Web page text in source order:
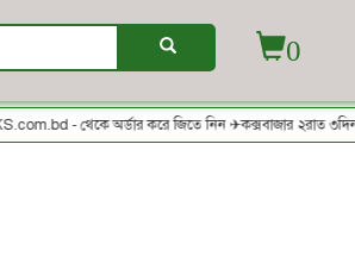
0
- থেকে অর্ডার করে জিতে নিন ✈কক্সবাজার ২রাত ৩দিন ভ্রমন